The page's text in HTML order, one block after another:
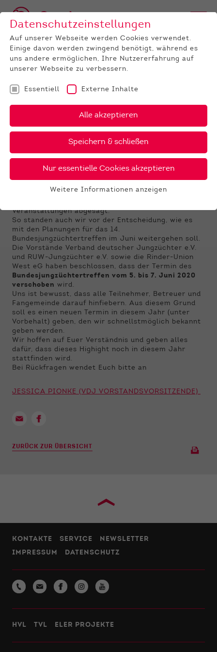
UNTERNEHMEN News
Bundes-Jungzüchtertreffen
in Fließem verschoben
die Corona-Krise ist in aller Munde. Aufgrund der
Veranstaltungen abgesagt.
So standen auch wir vor der Entscheidung, wie es
mit den Planungen für das 14.
Bundesjungzüchtertreffen im Juni weitergehen soll.
Die Vorstände Verband deutscher Jungzüchter e.V.
und RUW-Jungzüchter e.V. sowie die Rinder-Union
West eG haben beschlossen, dass der Termin des
Bundesjungzüchtertreffen vom 5. bis 7. Juni 2020
verschoben wird.
Uns ist bewusst, dass alle Teilnehmer, Betreuer und
Fangemeinde darauf hinfiebern. Aus diesem Grund
soll es einen neuen Termin in diesem Jahr (unter
Vorbehalt) geben, den wir schnellstmöglich bekannt
geben werden.
Wir hoffen auf Euer Verständnis und geben alles
dafür, dass dieses Highight noch in diesem Jahr
stattfinden wird.
Bei Rückfragen wendet Euch bitte an
JESSICA PIONKE (VDJ VORSTANDSVORSITZENDE)
ZURÜCK ZUR ÜBERSICHT
›
KONTAKTE SERVICE
NEWSLETTER
IMPRESSUM
DATENSCHUTZ
HVL TVL ELER PROJEKTE
Datenschutzeinstellungen
Auf unserer Webseite werden Cookies verwendet.
Einige davon werden zwingend benötigt, während es
uns andere ermöglichen, Ihre Nutzererfahrung auf
unserer Webseite zu verbessern.
Essentiell Externe Inhalte
Alle akzeptieren
Speichern & schließen
Nur essentielle Cookies akzeptieren
Funktionen der Webseite benötigt. Dadurch ist
gewährleistet, dass die Webseite einwandfrei
funktioniert.
Name cookie_optin
Anbieter
Laufzeit 1 Jahr
Zweck Cookie Einstellungen speichern
Cookie-Informationen anzeigen
Externe Inhalte
Wir verwenden auf unserer Website externe
Inhalte, um Ihnen zusätzliche Informationen
anzubieten.
Weitere Informationen anzeigen